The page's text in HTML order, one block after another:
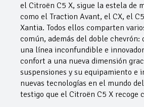
el Citroën C5 X, sigue la estela de
como el Traction Avant, el CX, el
Xantia. Todos ellos comparten
común, además del doble chevrón:
una línea inconfundible e
confort a una nueva dimensión
suspensiones y su equipamiento e
nuevas tecnologías en el mundo
testigo que el Citroën C5 X recoge